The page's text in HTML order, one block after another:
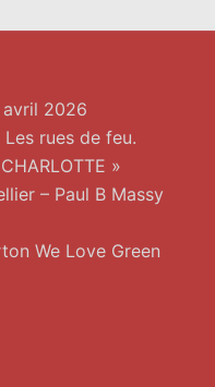
avril 2026
rues de feu.
»
– Paul B Massy
We Love Green